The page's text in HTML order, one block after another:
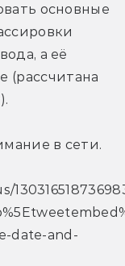
основные
а её
(рассчитана
в сети.
date-and-